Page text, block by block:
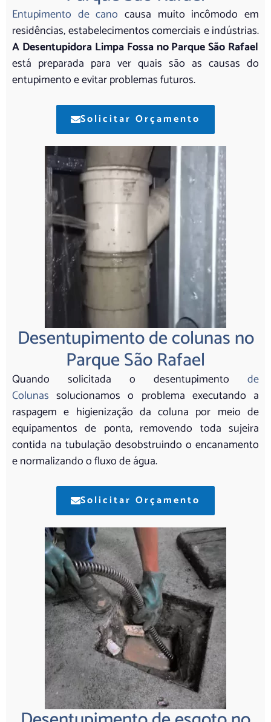
Entupimento de cano causa muito incômodo em
residências, estabelecimentos comerciais e indústrias.
A Desentupidora Limpa Fossa no Parque São Rafael
está preparada para ver quais são as causas do
entupimento e evitar problemas futuros.
Solicitar Orçamento
Desentupimento de colunas no
Parque São Rafael
Quando solicitada o desentupimento de
Colunas solucionamos o problema executando a
raspagem e higienização da coluna por meio de
equipamentos de ponta, removendo toda sujeira
contida na tubulação desobstruindo o encanamento
e normalizando o fluxo de água.
Solicitar Orçamento